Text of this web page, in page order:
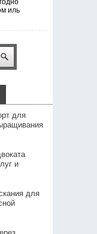
иль
для
и
для